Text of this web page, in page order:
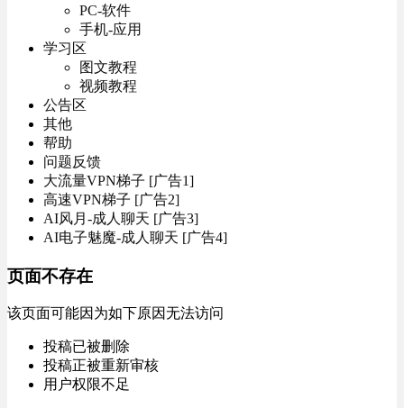
PC-软件
手机-应用
学习区
图文教程
视频教程
公告区
其他
帮助
问题反馈
大流量VPN梯子 [广告1]
高速VPN梯子 [广告2]
AI风月-成人聊天 [广告3]
AI电子魅魔-成人聊天 [广告4]
页面不存在
该页面可能因为如下原因无法访问
投稿已被删除
投稿正被重新审核
用户权限不足